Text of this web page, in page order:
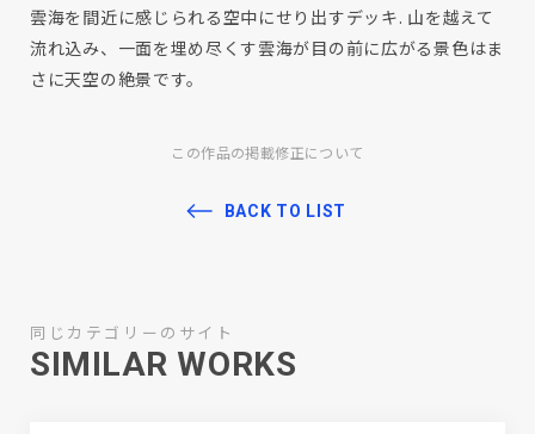
雲海を間近に感じられる空中にせり出すデッキ. 山を越えて
流れ込み、一面を埋め尽くす雲海が目の前に広がる景色はま
さに天空の絶景です。
この作品の掲載修正について
BACK TO LIST
同じカテゴリーのサイト
SIMILAR WORKS